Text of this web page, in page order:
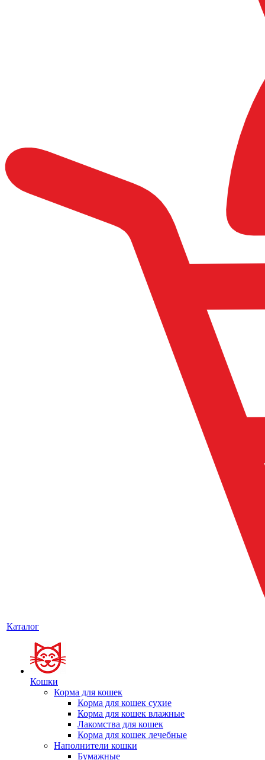
Каталог
Кошки
Корма для кошек
Корма для кошек сухие
Корма для кошек влажные
Лакомства для кошек
Корма для кошек лечебные
Наполнители кошки
Бумажные